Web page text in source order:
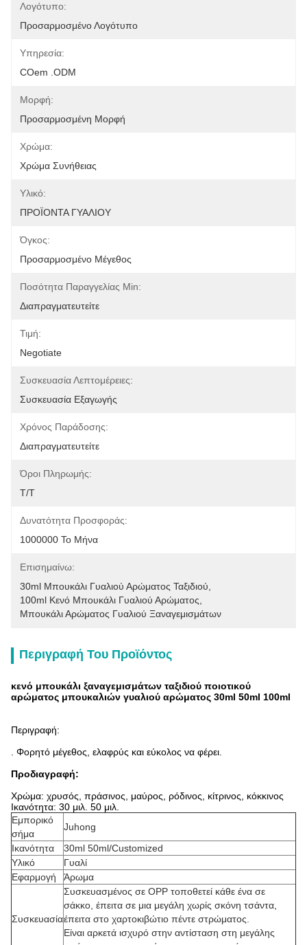
Λογότυπο:
Προσαρμοσμένο Λογότυπο
Υπηρεσία:
COem .ODM
Μορφή:
Προσαρμοσμένη Μορφή
Χρώμα:
Χρώμα Συνήθειας
Υλικό:
ΠΡΟΪΟΝΤΑ ΓΥΑΛΙΟΥ
Όγκος:
Προσαρμοσμένο Μέγεθος
Ποσότητα Παραγγελίας Min:
Διαπραγματευτείτε
Τιμή:
Negotiate
Συσκευασία Λεπτομέρειες:
Συσκευασία Εξαγωγής
Χρόνος Παράδοσης:
Διαπραγματευτείτε
Όροι Πληρωμής:
T/T
Δυνατότητα Προσφοράς:
1000000 Το Μήνα
Επισημαίνω:
30ml Μπουκάλι Γυαλιού Αρώματος Ταξιδιού
100ml Κενό Μπουκάλι Γυαλιού Αρώματος
Μπουκάλι Αρώματος Γυαλιού Ξαναγεμισμάτων
Περιγραφή Του Προϊόντος
κενό μπουκάλι ξαναγεμισμάτων ταξιδιού ποιοτικού
αρώματος μπουκαλιών γυαλιού αρώματος 30ml 50ml 100ml
Περιγραφή:
. Φορητό μέγεθος, ελαφρύς και εύκολος να φέρει.
Προδιαγραφή:
Χρώμα: χρυσός, πράσινος, μαύρος, ρόδινος, κίτρινος, κόκκινος
Ικανότητα: 30 μιλ. 50 μιλ.
Εμπορικό
σήμα
Juhong
Ικανότητα
30ml 50ml/Customized
Υλικό
Γυαλί
Εφαρμογή
Άρωμα
Συσκευασία
Συσκευασμένος σε OPP τοποθετεί κάθε ένα σε
σάκκο, έπειτα σε μια μεγάλη χωρίς σκόνη τσάντα,
έπειτα στο χαρτοκιβώτιο πέντε στρώματος.
Είναι αρκετά ισχυρό στην αντίσταση στη μεγάλης